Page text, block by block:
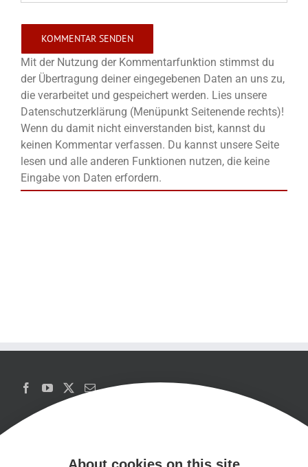
Mit der Nutzung der Kommentarfunktion stimmst du
der Übertragung deiner eingegebenen Daten an uns zu,
die verarbeitet und gespeichert werden. Lies unsere
Datenschutzerklärung (Menüpunkt Seitenende rechts)!
Wenn du damit nicht einverstanden bist, kannst du
keinen Kommentar verfassen. Du kannst unsere Seite
lesen und alle anderen Funktionen nutzen, die keine
Eingabe von Daten erfordern.